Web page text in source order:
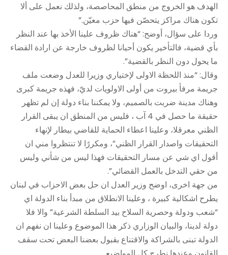
الهدف هو الخروج من منطق المحاصصة، ولذلك نعمل على ألا
تكون هناك مراكز يتحصّن فيها حزب معيّن.”
وردا على سؤال، أوضح: “هناك ظروف علينا الأخذ بها عند النظر
بأي قضية، فالتأخير يكون أحيانا لظروف خارجة عن ارادة القضاء
ما يحول دون النظر بالقضية”.
وقال: “منذ اللحظة الاولى لإختياري وزيرا للعدل وضعت ملف
جريمة مرفأ بيروت من أولى الاولويات لديّ، فهذه جريمة كبرى
وهناك مدينة ضربت بالصميم، ولا يمكننا بناء دولة إن لم تظهر
حقيقة ما حصل في 4 آب ، فليس من المنطق ان يبقى القرار
الظني معرقلا، وعلينا اعطاء الحماية للقاضي بيطار لإنهاء
التحقيقات واصدار القرار الظني”، ومكررًا لا تنتظروا مني ان
أقول اي شي عن مسار التحقيقات فهذا ليس من شأني وليس
من حقي التدخل بالعمل القضائي”.
من جهة اخرى، اوضح وزير العدل ان حل بعض الاحزاب في لبنان
يطرح اشكالية كبيرة ، وعلينا الانطلاق من مبدأ بناء الدولة اي
“شعب ودولة وحصرية السلاح بيد السلطة الشرعية” والا فلا
دولة لدينا، والبيان الوزاري ذكر هذا الموضوع وعلينا ان نفهم ان
الدولة تبنى بالشراكة والاقتناع بقبول بعضنا البعض تحت سقف